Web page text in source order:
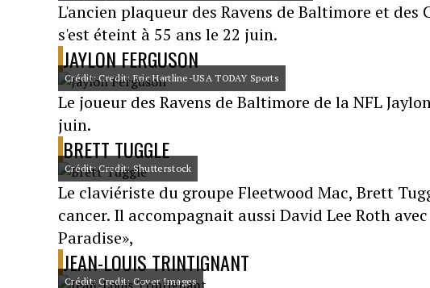
L'ancien plaqueur des Ravens de Baltimore et
s'est éteint à 55 ans le 22 juin.
JAYLON FERGUSON
Crédit: Credit: Eric Hartline-USA TODAY Sports
Le joueur des Ravens de Baltimore de la NFL
juin.
BRETT TUGGLE
Crédit: Credit: Shutterstock
Le claviériste du groupe Fleetwood Mac, Brett
cancer. Il accompagnait aussi David Lee Roth
Paradise»,
JEAN-LOUIS TRINTIGNANT
Crédit: Credit: Cover Images